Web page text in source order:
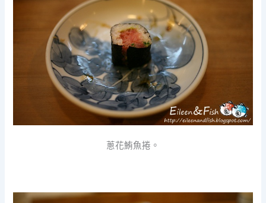
蔥花鮪魚捲。